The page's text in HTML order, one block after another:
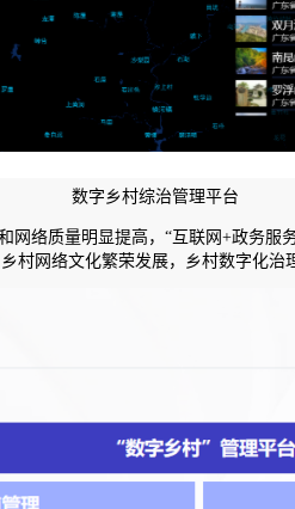
数字乡村综治管理平台
络质量明显提高，“互联网+政务
村网络文化繁荣发展，乡村数字化治